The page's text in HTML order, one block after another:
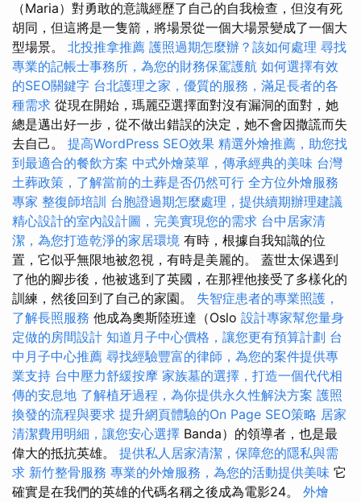
（Maria）對勇敢的意識經歷了自己的自我檢查，但沒有死
胡同，但這將是一隻箭，將場景從一個大場景變成了一個大
型場景。 北投推拿推薦 護照過期怎麼辦？該如何處理 尋找
專業的記帳士事務所，為您的財務保駕護航 如何選擇有效
的SEO關鍵字 台北護理之家，優質的服務，滿足長者的各
種需求 從現在開始，瑪麗亞選擇面對沒有漏洞的面對，她
總是邁出好一步，從不做出錯誤的決定，她不會因撒謊而失
去自己。 提高WordPress SEO效果 精選外燴推薦，助您找
到最適合的餐飲方案 中式外燴菜單，傳承經典的美味 台灣
土葬政策，了解當前的土葬是否仍然可行 全方位外燴服務
專家 整復師培訓 台胞證過期怎麼處理，提供續期辦理建議
精心設計的室內設計圖，完美實現您的需求 台中居家清
潔，為您打造乾淨的家居環境 有時，根據自我知識的位
置，它似乎無限地被忽視，有時是美麗的。 蓋世太保遇到
了他的腳步後，他被逃到了英國，在那裡他接受了多樣化的
訓練，然後回到了自己的家園。 失智症患者的專業照護，
了解長照服務 他成為奧斯陸班達（Oslo 設計專家幫您量身
定做的房間設計 知道月子中心價格，讓您更有預算計劃 台
中月子中心推薦 尋找經驗豐富的律師，為您的案件提供專
業支持 台中壓力舒緩按摩 家族墓的選擇，打造一個代代相
傳的安息地 了解植牙過程，為你提供永久性解決方案 護照
換發的流程與要求 提升網頁體驗的On Page SEO策略 居家
清潔費用明細，讓您安心選擇 Banda）的領導者，也是最
偉大的抵抗英雄。 提供私人居家清潔，保障您的隱私與需
求 新竹整骨服務 專業的外燴服務，為您的活動提供美味 它
確實是在我們的英雄的代碼名稱之後成為電影24。 外燴